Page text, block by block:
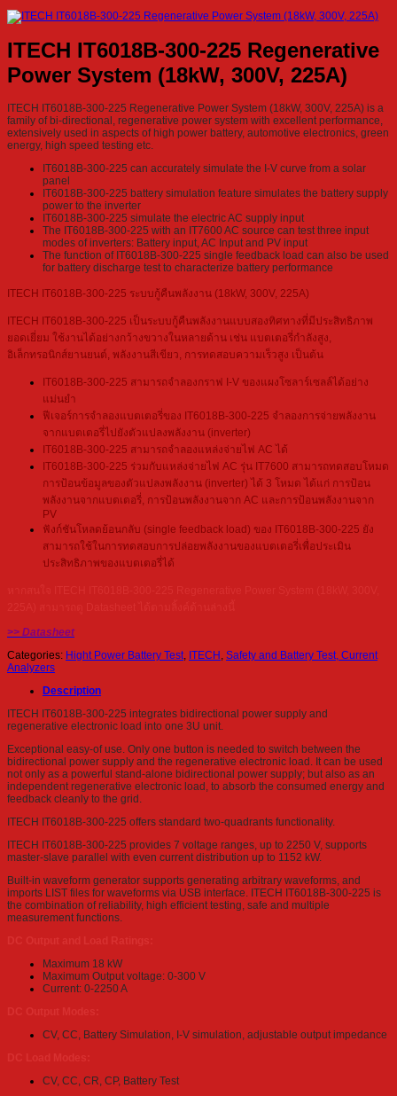
ITECH IT6018B-300-225 Regenerative
Power System (18kW, 300V, 225A)
ITECH IT6018B-300-225 Regenerative Power System (18kW, 300V, 225A) is a
family of bi-directional, regenerative power system with excellent performance,
extensively used in aspects of high power battery, automotive electronics, green
energy, high speed testing etc.
IT6018B-300-225 can accurately simulate the I-V curve from a solar
panel
IT6018B-300-225 battery simulation feature simulates the battery supply
power to the inverter
IT6018B-300-225 simulate the electric AC supply input
The IT6018B-300-225 with an IT7600 AC source can test three input
modes of inverters: Battery input, AC Input and PV input
The function of IT6018B-300-225 single feedback load can also be used
for battery discharge test to characterize battery performance
ITECH IT6018B-300-225 ระบบกู้คืนพลังงาน (18kW, 300V, 225A)
ITECH IT6018B-300-225 เป็นระบบกู้คืนพลังงานแบบสองทิศทางที่มีประสิทธิภาพ
ยอดเยี่ยม ใช้งานได้อย่างกว้างขวางในหลายด้าน เช่น แบตเตอรี่กำลังสูง,
อิเล็กทรอนิกส์ยานยนต์, พลังงานสีเขียว, การทดสอบความเร็วสูง เป็นต้น
IT6018B-300-225 สามารถจำลองกราฟ I-V ของแผงโซลาร์เซลล์ได้อย่าง
แม่นยำ
ฟีเจอร์การจำลองแบตเตอรี่ของ IT6018B-300-225 จำลองการจ่ายพลังงาน
จากแบตเตอรี่ไปยังตัวแปลงพลังงาน (inverter)
IT6018B-300-225 สามารถจำลองแหล่งจ่ายไฟ AC ได้
IT6018B-300-225 ร่วมกับแหล่งจ่ายไฟ AC รุ่น IT7600 สามารถทดสอบโหมด
การป้อนข้อมูลของตัวแปลงพลังงาน (inverter) ได้ 3 โหมด ได้แก่ การป้อน
พลังงานจากแบตเตอรี่, การป้อนพลังงานจาก AC และการป้อนพลังงานจาก
PV
ฟังก์ชันโหลดย้อนกลับ (single feedback load) ของ IT6018B-300-225 ยัง
สามารถใช้ในการทดสอบการปล่อยพลังงานของแบตเตอรี่เพื่อประเมิน
ประสิทธิภาพของแบตเตอรี่ได้
>> Datasheet
Categories: Hight Power Battery Test, ITECH , Safety and Battery Test, Current
Analyzers
Description
ITECH IT6018B-300-225 integrates bidirectional power supply and
regenerative electronic load into one 3U unit.
Exceptional easy-of use. Only one button is needed to switch between the
bidirectional power supply and the regenerative electronic load. It can be used
not only as a powerful stand-alone bidirectional power supply; but also as an
independent regenerative electronic load, to absorb the consumed energy and
feedback cleanly to the grid.
ITECH IT6018B-300-225 offers standard two-quadrants functionality.
ITECH IT6018B-300-225 provides 7 voltage ranges, up to 2250 V, supports
master-slave parallel with even current distribution up to 1152 kW.
Built-in waveform generator supports generating arbitrary waveforms, and
imports LIST files for waveforms via USB interface. ITECH IT6018B-300-225 is
the combination of reliability, high efficient testing, safe and multiple
measurement functions.
Maximum 18 kW
Maximum Output voltage: 0-300 V
Current: 0-2250 A
CV, CC, Battery Simulation, I-V simulation, adjustable output impedance
CV, CC, CR, CP, Battery Test